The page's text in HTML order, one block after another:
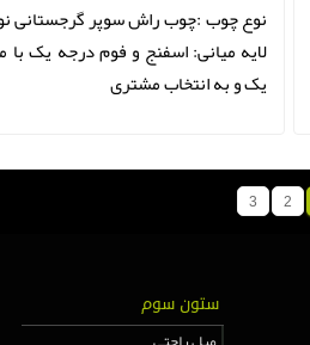
نوع چوب :چوب راش سوپر
لایه میانی: اسفنج و فوم درجه یک با
یک و به انتخاب مشتری
2
3
ستون سوم